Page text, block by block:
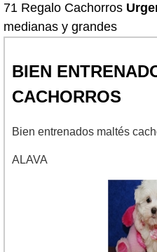
71 Regalo Cachorros
medianas y grandes
BIEN
CACHORROS
Bien entrenados maltés
ALAVA